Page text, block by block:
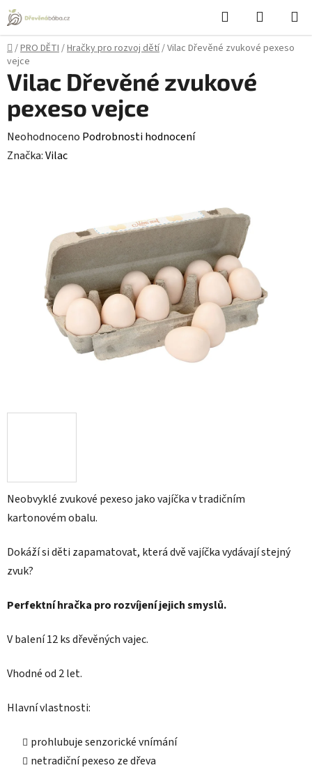
Přejít
na
obsah
Hledat
KOŠÍK
Domů
/PRO DĚTI/Hračky pro rozvoj dětí/Vilac Dřevěné zvukové pexeso
vejce
Neobvyklé zvukové pexeso jako vajíčka v tradičním
kartonovém obalu.
Dokáží si děti zapamatovat, která dvě vajíčka vydávají stejný
zvuk?
Perfektní hračka pro rozvíjení jejich smyslů.
V balení 12 ks dřevěných vajec.
Vhodné od 2 let.
Hlavní vlastnosti:
prohlubuje senzorické vnímání
netradiční pexeso ze dřeva
Vilac Dřevěné zvukové
pexeso vejce
Průměrné
hodnocení
hvězdiček.
Neohodnoceno Podrobnosti hodnocení
Značka:Vilac